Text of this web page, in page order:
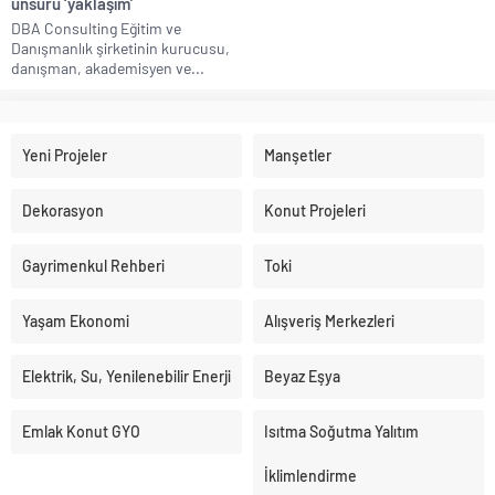
DBA Consulting Eğitim ve
Danışmanlık şirketinin kurucusu,
danışman, akademisyen ve...
Yeni Projeler Manşetler
Dekorasyon Konut Projeleri
Gayrimenkul Rehberi Toki
Yaşam Ekonomi Alışveriş Merkezleri
Elektrik, Su, Yenilenebilir Enerji Beyaz Eşya
Emlak Konut GYO Isıtma Soğutma Yalıtım
İklimlendirme